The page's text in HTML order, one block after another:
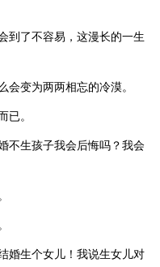
到了不容易，这漫长的一生
会变为两两相忘的冷漠。
已。
不生孩子我会后悔吗？我会
婚生个女儿！我说生女儿对